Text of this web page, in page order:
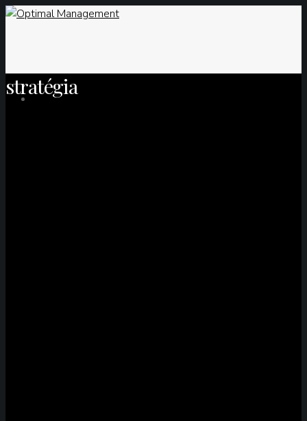
stratégia